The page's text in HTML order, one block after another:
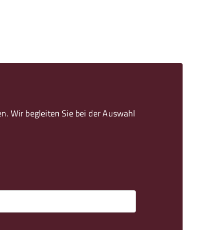
Wir begleiten Sie bei der Auswahl